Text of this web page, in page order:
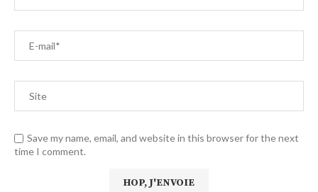
Save my name, email, and website in this browser for the next
time I comment.